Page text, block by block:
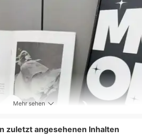
Mehr sehen
zuletzt angesehenen Inhalten